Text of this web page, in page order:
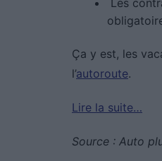
Les
Ça y est, les
l’autoroute.
Lire la suite…
Source : Auto